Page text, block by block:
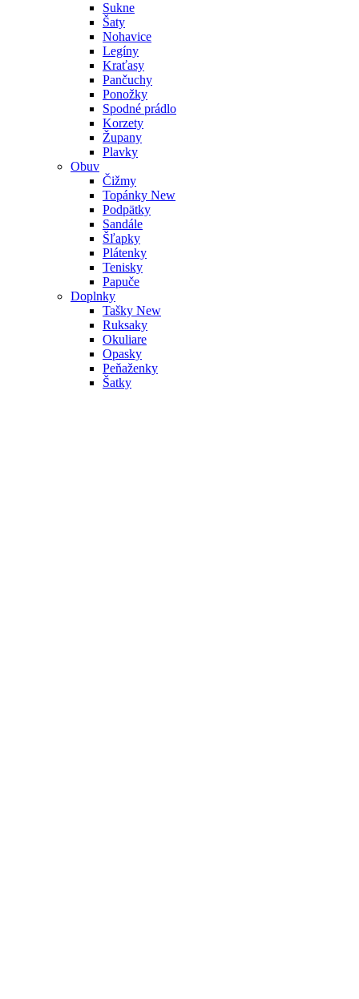
Sukne
Šaty
Nohavice
Legíny
Kraťasy
Pančuchy
Ponožky
Spodné prádlo
Korzety
Župany
Plavky
Obuv
Čižmy
Topánky New
Podpätky
Sandále
Šľapky
Plátenky
Tenisky
Papuče
Doplnky
Tašky New
Ruksaky
Okuliare
Opasky
Peňaženky
Šatky